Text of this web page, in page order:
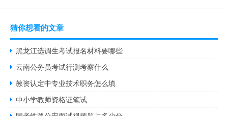
猜你想看的文章
黑龙江选调生考试报名材料要哪些
云南公务员考试行测考察什么
教资认定中专业技术职务怎么填
中小学教师资格证笔试